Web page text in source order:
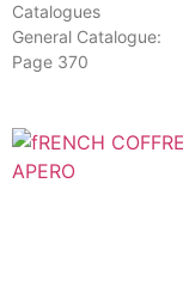
Catalogues
General Catalogue:
Page 370